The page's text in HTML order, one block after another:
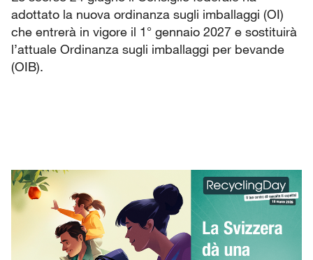
adottato la nuova ordinanza sugli imballaggi (OI)
che entrerà in vigore il 1° gennaio 2027 e sostituirà
l’attuale Ordinanza sugli imballaggi per bevande
(OIB).